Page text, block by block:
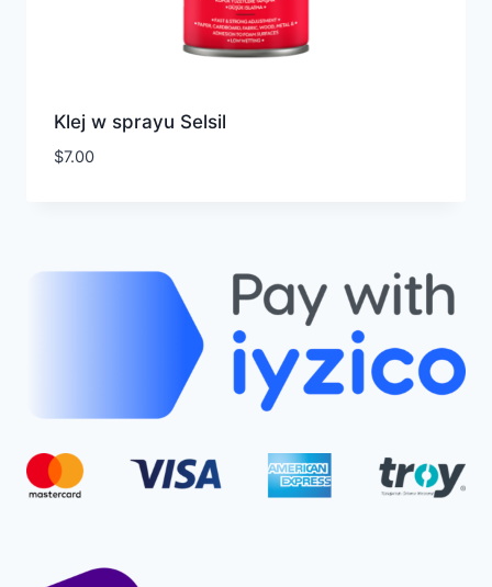
Klej w sprayu Selsil
$7.00